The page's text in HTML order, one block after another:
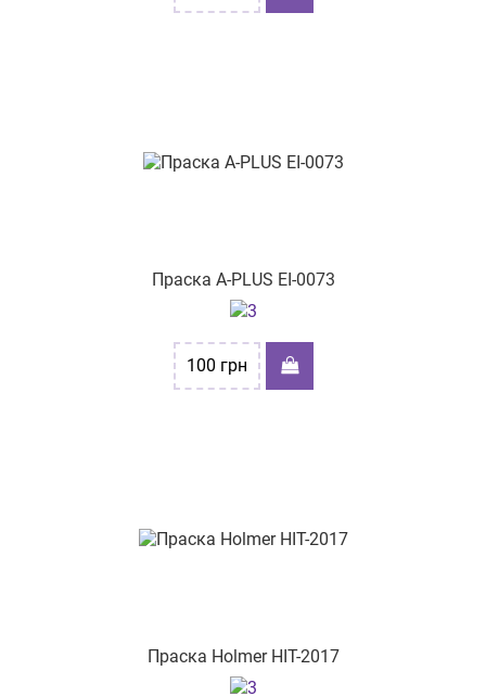
Праска A-PLUS EI-0073
100 грн
Праска Holmer HIT-2017